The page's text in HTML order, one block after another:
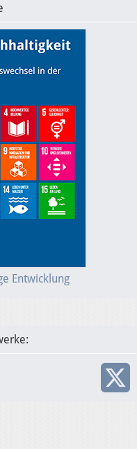
Entwicklung